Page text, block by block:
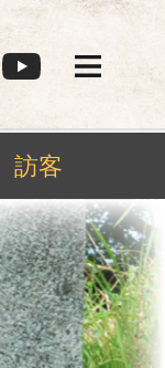
訪客